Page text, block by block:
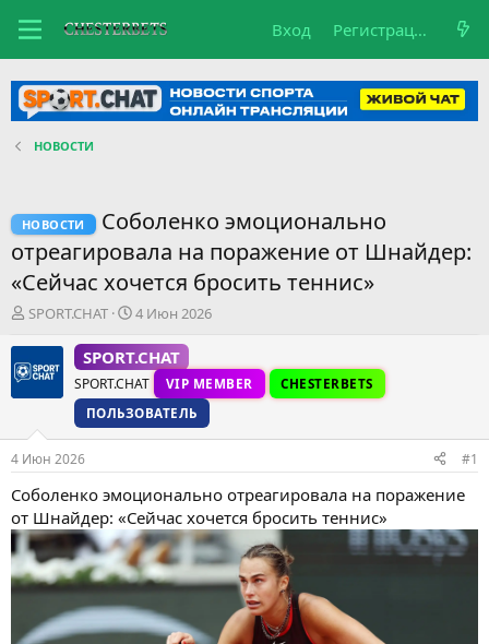
Вход Регистрация
НОВОСТИ
НОВОСТИ
Соболенко эмоционально
отреагировала на поражение от Шнайдер:
«Сейчас хочется бросить теннис»
А
т
о
е
м
ы
SPORT.CHAT
Д
т
а
н
а
ч
л
а
4 Июн 2026
SPORT.CHAT
SPORT.CHAT VIP MEMBER
CHESTERBETS
ПОЛЬЗОВАТЕЛЬ
4 Июн 2026 #1
Соболенко эмоционально отреагировала на поражение
от Шнайдер: «Сейчас хочется бросить теннис»